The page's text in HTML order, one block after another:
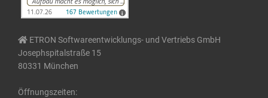
ETRON Softwareentwicklungs- und Vertriebs GmbH
Josephspitalstraße 15
80331 München
Öffnungszeiten: